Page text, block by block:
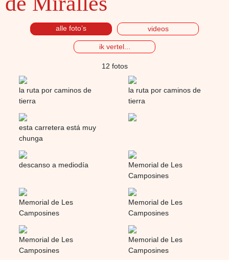
alle foto’s videos
ik vertel...
12 fotos
la ruta por caminos de
tierra
la ruta por caminos de
tierra
esta carretera está muy
chunga
descanso a mediodía
Memorial de Les
Camposines
Memorial de Les
Camposines
Memorial de Les
Camposines
Memorial de Les
Camposines
Memorial de Les
Camposines